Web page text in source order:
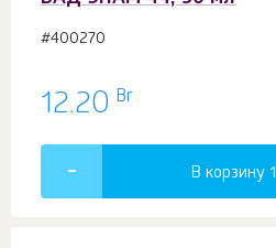
#400270
12.20 Br
В корзину 1